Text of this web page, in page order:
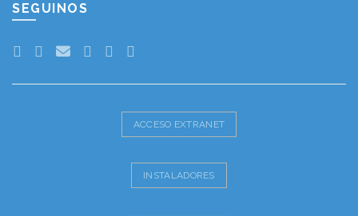
SEGUINOS
ACCESO EXTRANET
INSTALADORES